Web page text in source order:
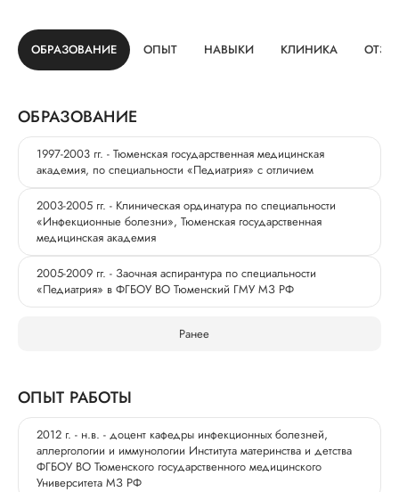
ОБРАЗОВАНИЕ ОПЫТ НАВЫКИ КЛИНИКА
ОБРАЗОВАНИЕ
1997-2003 гг. - Тюменская государственная медицинская
академия, по специальности «Педиатрия» с отличием
2003-2005 гг. - Клиническая ординатура по специальности
«Инфекционные болезни», Тюменская государственная
медицинская академия
2005-2009 гг. - Заочная аспирантура по специальности
«Педиатрия» в ФГБОУ ВО Тюменский ГМУ МЗ РФ
Ранее
ОПЫТ РАБОТЫ
2012 г. - н.в. - доцент кафедры инфекционных болезней,
аллергологии и иммунологии Института материнства и детства
ФГБОУ ВО Тюменского государственного медицинского
Университета МЗ РФ